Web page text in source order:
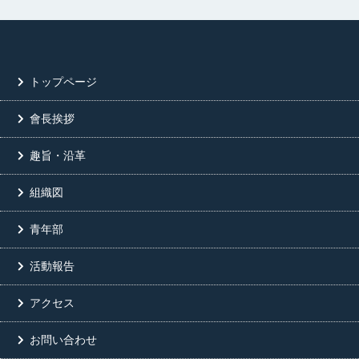
トップページ
會長挨拶
趣旨・沿革
組織図
青年部
活動報告
アクセス
お問い合わせ